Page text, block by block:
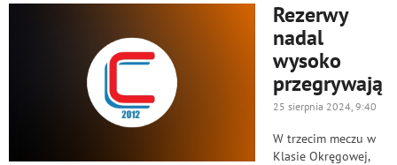
Rezerwy
nadal
wysoko
przegrywają
25 sierpnia 2024, 9:40
W trzecim meczu w
Klasie Okręgowej,